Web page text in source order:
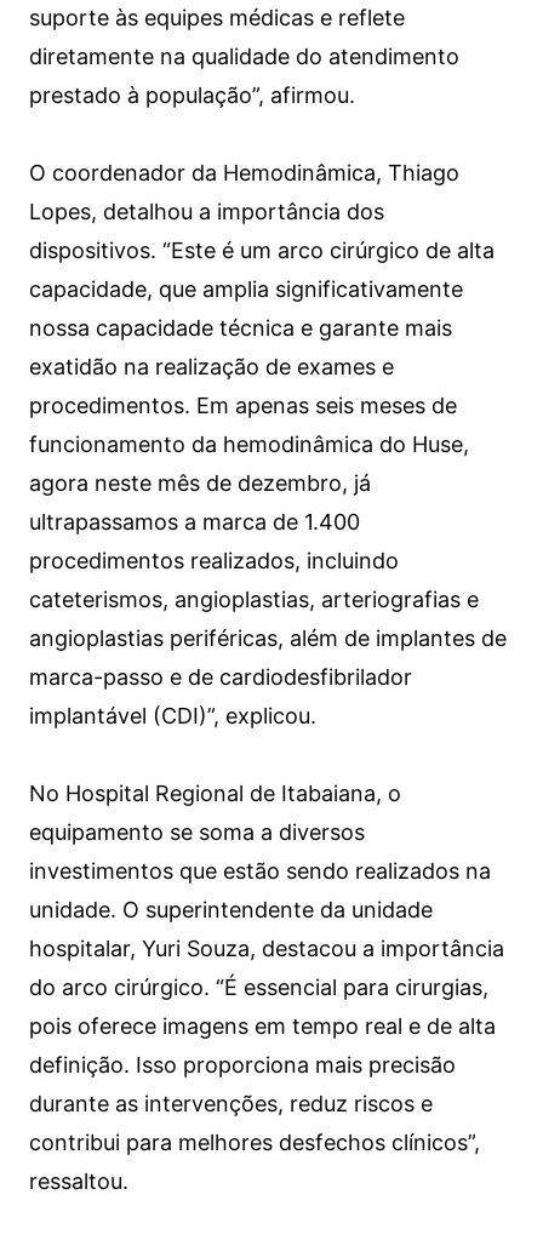
suporte às equipes médicas e reflete
diretamente na qualidade do atendimento
prestado à população”, afirmou.
O coordenador da Hemodinâmica, Thiago
Lopes, detalhou a importância dos
dispositivos. “Este é um arco cirúrgico de alta
capacidade, que amplia significativamente
nossa capacidade técnica e garante mais
exatidão na realização de exames e
procedimentos. Em apenas seis meses de
funcionamento da hemodinâmica do Huse,
agora neste mês de dezembro, já
ultrapassamos a marca de 1.400
procedimentos realizados, incluindo
cateterismos, angioplastias, arteriografias e
angioplastias periféricas, além de implantes de
marca-passo e de cardiodesfibrilador
implantável (CDI)”, explicou.
No Hospital Regional de Itabaiana, o
equipamento se soma a diversos
investimentos que estão sendo realizados na
unidade. O superintendente da unidade
hospitalar, Yuri Souza, destacou a importância
do arco cirúrgico. “É essencial para cirurgias,
pois oferece imagens em tempo real e de alta
definição. Isso proporciona mais precisão
durante as intervenções, reduz riscos e
contribui para melhores desfechos clínicos”,
ressaltou.